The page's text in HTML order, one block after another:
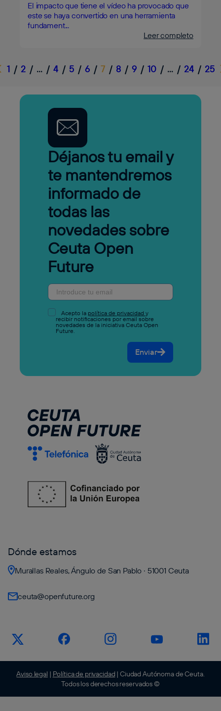
El impacto que tiene el vídeo ha provocado que
este se haya convertido en una herramienta
fundament...
Leer completo
Anterior
1 / 2 / … / 4 / 5 / 6 / 7 / 8 / 9 / 10 / … / 24 / 25
Déjanos tu email y
te mantendremos
informado de
todas las
novedades sobre
Ceuta Open
Future
Acepto la política de privacidad y
recibir notificaciones por email sobre
novedades de la iniciativa Ceuta Open
Future.
Enviar
Dónde estamos
Murallas Reales, Ángulo de San Pablo · 51001 Ceuta
ceuta@openfuture.org
Aviso legal | Política de privacidad | Ciudad Autónoma de Ceuta.
Todos los derechos reservados ©